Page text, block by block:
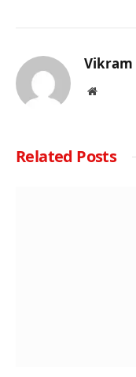
Vikram
Website
Related Posts